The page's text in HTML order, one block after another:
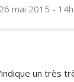
mai 2015 -
un très